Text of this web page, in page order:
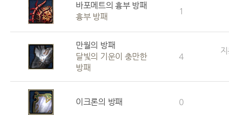
바포메트의 흉부 방패
흉부 방패
1
만월의 방패
달빛의 기운이 충만한
방패
4
이크론의 방패 0